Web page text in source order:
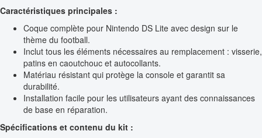
Caractéristiques principales :
Coque complète pour Nintendo DS Lite avec design sur le
thème du football.
Inclut tous les éléments nécessaires au remplacement : visserie,
patins en caoutchouc et autocollants.
Matériau résistant qui protège la console et garantit sa
durabilité.
Installation facile pour les utilisateurs ayant des connaissances
de base en réparation.
Spécifications et contenu du kit :